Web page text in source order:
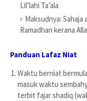
Lil’lahi Ta’ala
Maksudnya:
Ramadhan kerana
Panduan Lafaz Niat
Waktu berniat
masuk waktu
terbit fajar shadiq